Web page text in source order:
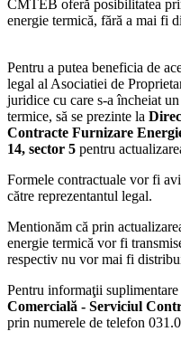
CMTEB oferă posibilitatea
energie termică, fără a mai fi
Pentru a putea beneficia de
legal al Asociatiei de
juridice cu care s-a încheiat
termice, să se prezinte la
Contracte Furnizare
14, sector 5 pentru
Formele contractuale vor fi
către reprezentantul legal.
Mentionăm că prin
energie termică vor fi
respectiv nu vor mai fi
Pentru informaţii
Comercială - Serviciul
prin numerele de telefon